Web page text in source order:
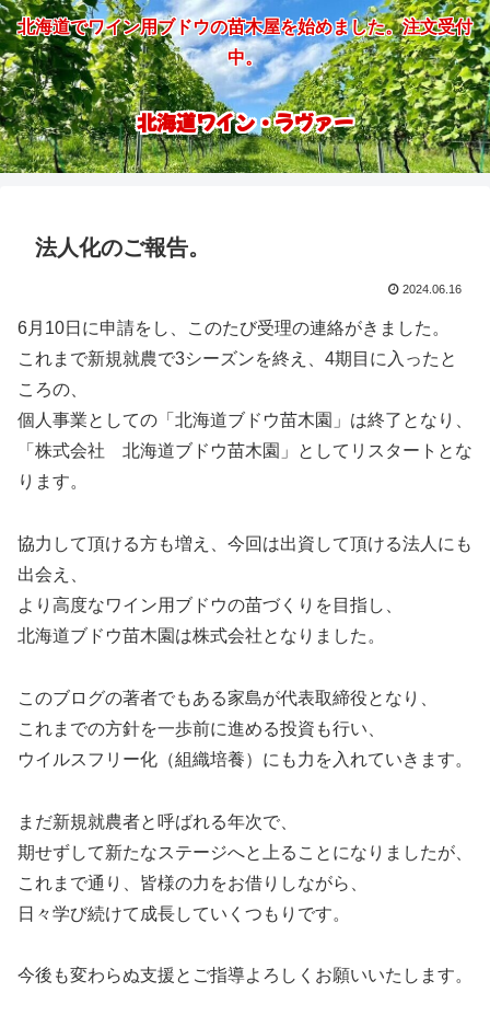
北海道でワイン用ブドウの苗木屋を始めました。注文受付
中。
北海道ワイン・ラヴァー
法人化のご報告。
2024.06.16
6月10日に申請をし、このたび受理の連絡がきました。
これまで新規就農で3シーズンを終え、4期目に入ったと
ころの、
個人事業としての「北海道ブドウ苗木園」は終了となり、
「株式会社 北海道ブドウ苗木園」としてリスタートとな
ります。
協力して頂ける方も増え、今回は出資して頂ける法人にも
出会え、
より高度なワイン用ブドウの苗づくりを目指し、
北海道ブドウ苗木園は株式会社となりました。
このブログの著者でもある家島が代表取締役となり、
これまでの方針を一歩前に進める投資も行い、
ウイルスフリー化（組織培養）にも力を入れていきます。
まだ新規就農者と呼ばれる年次で、
期せずして新たなステージへと上ることになりましたが、
これまで通り、皆様の力をお借りしながら、
日々学び続けて成長していくつもりです。
今後も変わらぬ支援とご指導よろしくお願いいたします。